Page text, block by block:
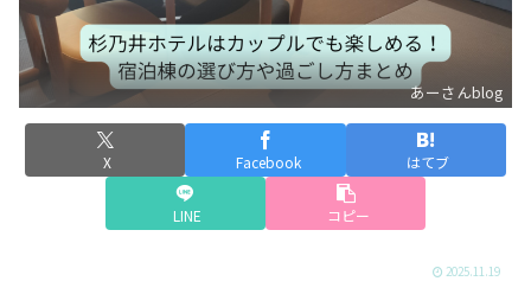
あーさんblog
X Facebook はてブ
LINE コピー
2025.11.19